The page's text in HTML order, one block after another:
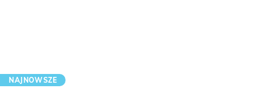
NAJNOWSZE